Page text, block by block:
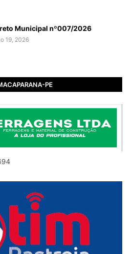
Municipal nº007/2026
19, 2026
PE